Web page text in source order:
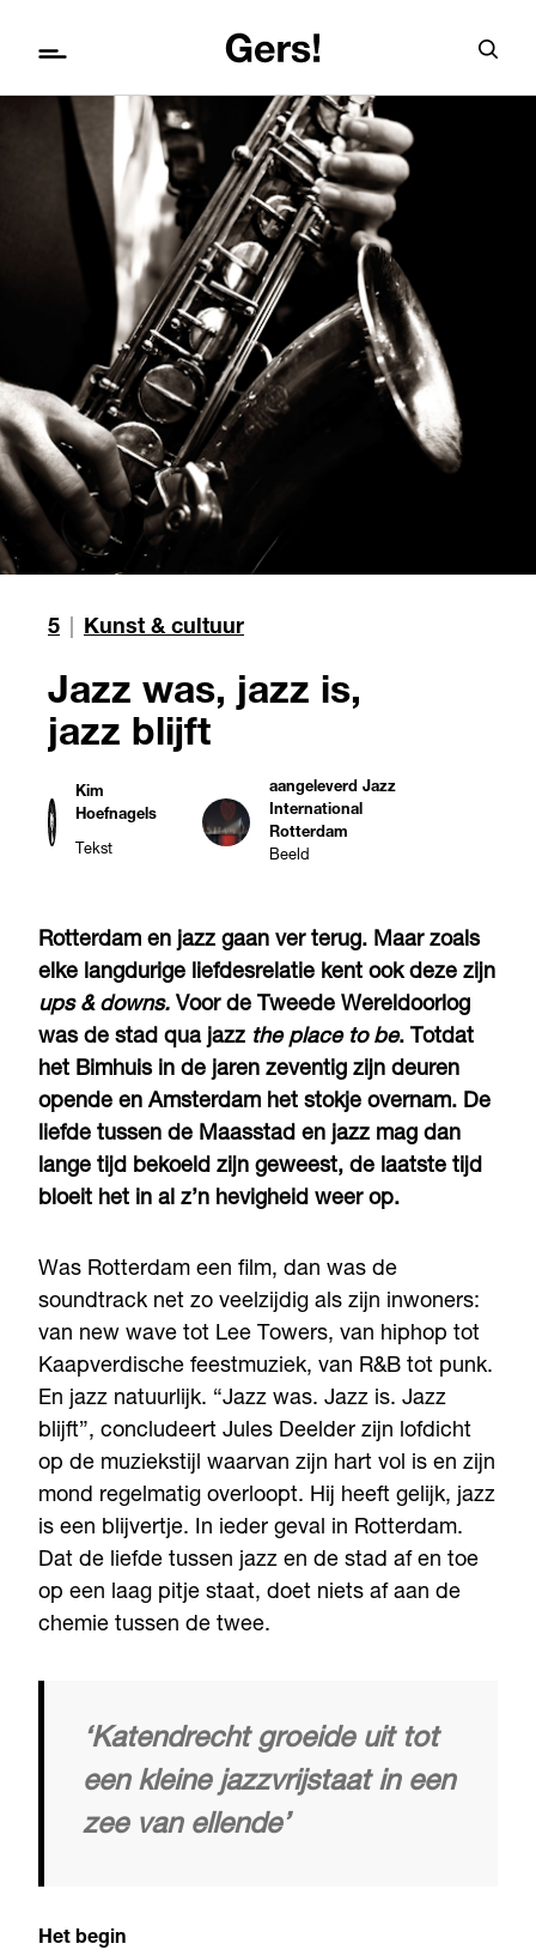
5 Kunst & cultuur
Jazz was, jazz is,
jazz blijft
Kim
Hoefnagels
Tekst
aangeleverd Jazz
International
Rotterdam
Beeld
Rotterdam en jazz gaan ver terug. Maar zoals
elke langdurige liefdesrelatie kent ook deze zijn
ups & downs. Voor de Tweede Wereldoorlog
was de stad qua jazz the place to be. Totdat
het Bimhuis in de jaren zeventig zijn deuren
opende en Amsterdam het stokje overnam. De
liefde tussen de Maasstad en jazz mag dan
lange tijd bekoeld zijn geweest, de laatste tijd
bloeit het in al z’n hevigheid weer op.
Was Rotterdam een film, dan was de
soundtrack net zo veelzijdig als zijn inwoners:
van new wave tot Lee Towers, van hiphop tot
Kaapverdische feestmuziek, van R&B tot punk.
En jazz natuurlijk. “Jazz was. Jazz is. Jazz
blijft”, concludeert Jules Deelder zijn lofdicht
op de muziekstijl waarvan zijn hart vol is en zijn
mond regelmatig overloopt. Hij heeft gelijk, jazz
is een blijvertje. In ieder geval in Rotterdam.
Dat de liefde tussen jazz en de stad af en toe
op een laag pitje staat, doet niets af aan de
chemie tussen de twee.
‘Katendrecht groeide uit tot
een kleine jazzvrijstaat in een
zee van ellende’
Het begin